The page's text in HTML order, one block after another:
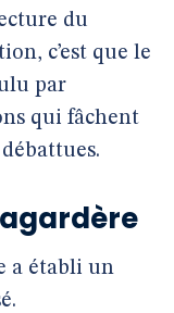
du
c’est que le
par
qui fâchent
a établi un